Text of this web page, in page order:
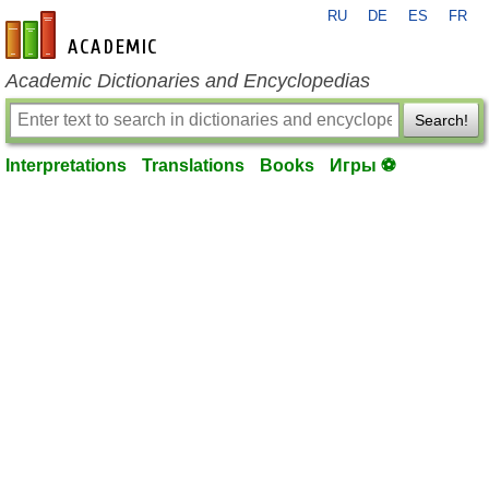
en-academic.com
RU DE ES FR
Academic Dictionaries and Encyclopedias
Search!
Interpretations Translations Books Игры ⚽